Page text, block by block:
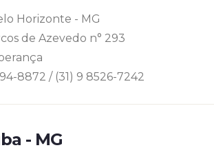
Horizonte - MG
de Azevedo n° 293
8872 / (31) 9 8526-7242
- MG